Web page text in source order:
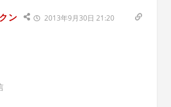
ン 2013年9月30日 21:20